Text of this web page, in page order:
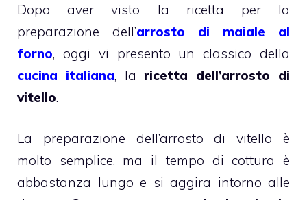
Dopo aver visto la ricetta per la
preparazione dell’arrosto di maiale al
forno, oggi vi presento un classico della
cucina italiana, la ricetta dell’arrosto di
vitello.
La preparazione dell’arrosto di vitello è
molto semplice, ma il tempo di cottura è
abbastanza lungo e si aggira intorno alle